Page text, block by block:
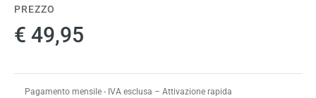
PREZZO
€ 49,95
Pagamento mensile - IVA esclusa – Attivazione rapida